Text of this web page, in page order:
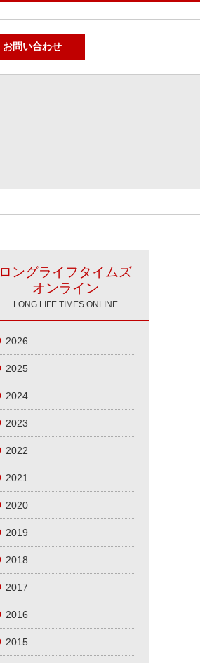
お問い合わせ
ロングライフタイムズ
オンライン
LONG LIFE TIMES ONLINE
2026
2025
2024
2023
2022
2021
2020
2019
2018
2017
2016
2015